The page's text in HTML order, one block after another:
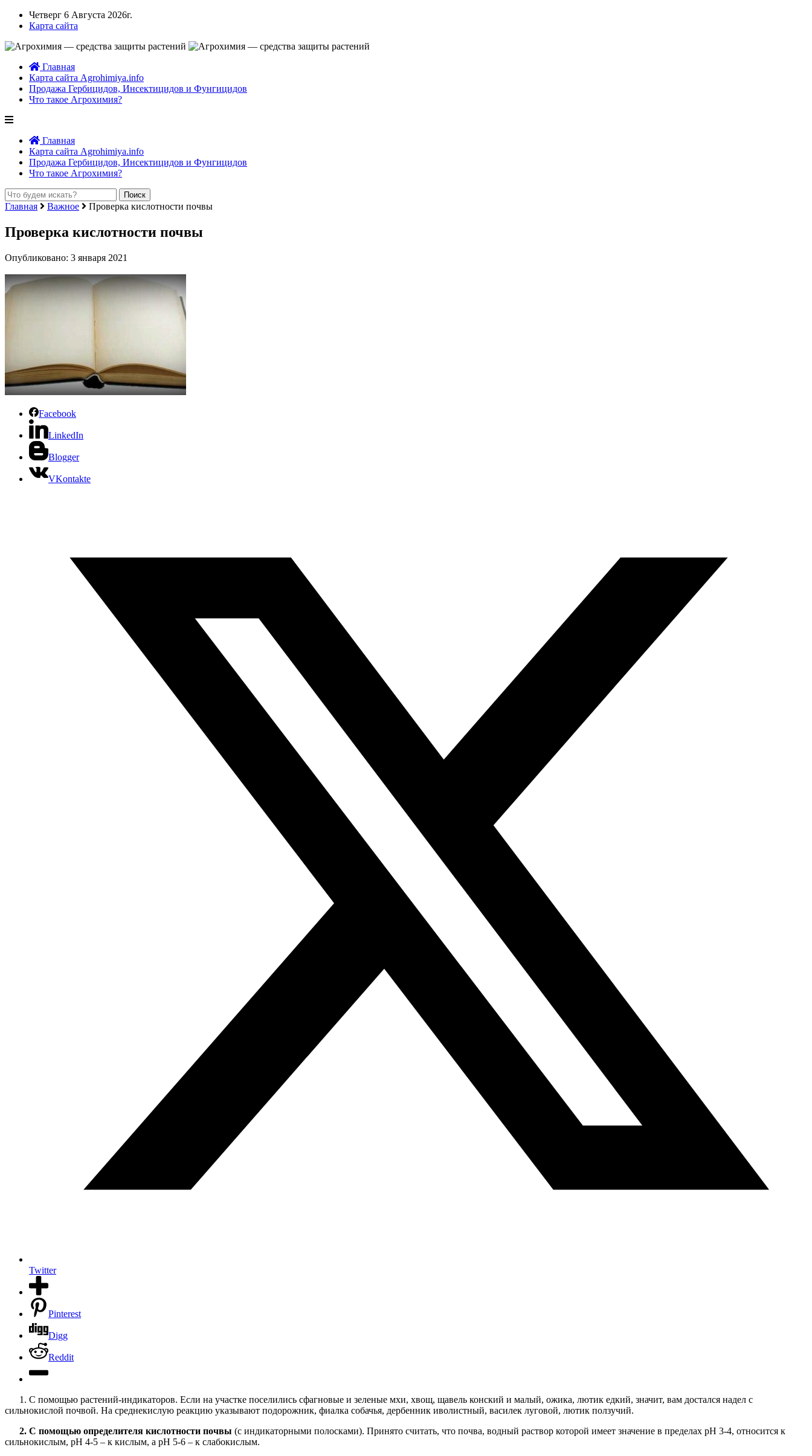
Четверг 6 Августа 2026г.
Карта сайта
Главная
Карта сайта Agrohimiya.info
Продажа Гербицидов, Инсектицидов и Фунгицидов
Что такое Агрохимия?
Главная
Карта сайта Agrohimiya.info
Продажа Гербицидов, Инсектицидов и Фунгицидов
Что такое Агрохимия?
Главная Важное Проверка кислотности почвы
Проверка кислотности почвы
Опубликовано: 3 января 2021
Facebook
LinkedIn
Blogger
VKontakte
Twitter
Pinterest
Digg
Reddit
1. С помощью растений-индикаторов. Если на участке поселились сфагновые и зеленые мхи, хвощ, щавель конский и малый, ожика, лютик едкий, значит, вам достался надел с
сильнокислой почвой. На среднекислую реакцию указывают подорожник, фиалка собачья, дербенник иволистный, василек луговой, лютик ползучий.
2. С помощью определителя кислотности почвы (с индикаторными полосками). Принято считать, что почва, водный раствор которой имеет значение в пределах рН 3-4, относится к
сильнокислым, рН 4-5 – к кислым, а рН 5-6 – к слабокислым.